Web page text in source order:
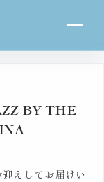
BY THE
えしてお届けい